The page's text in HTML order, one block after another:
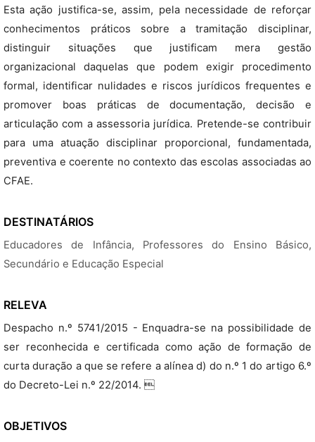
Esta ação justifica-se, assim, pela necessidade de reforçar
conhecimentos práticos sobre a tramitação disciplinar,
distinguir situações que justificam mera gestão
organizacional daquelas que podem exigir procedimento
formal, identificar nulidades e riscos jurídicos frequentes e
promover boas práticas de documentação, decisão e
articulação com a assessoria jurídica. Pretende-se contribuir
para uma atuação disciplinar proporcional, fundamentada,
preventiva e coerente no contexto das escolas associadas ao
CFAE.
DESTINATÁRIOS
Educadores de Infância, Professores do Ensino Básico,
Secundário e Educação Especial
RELEVA
Despacho n.º 5741/2015 - Enquadra-se na possibilidade de
ser reconhecida e certificada como ação de formação de
curta duração a que se refere a alínea d) do n.º 1 do artigo 6.º
do Decreto-Lei n.º 22/2014. 
OBJETIVOS